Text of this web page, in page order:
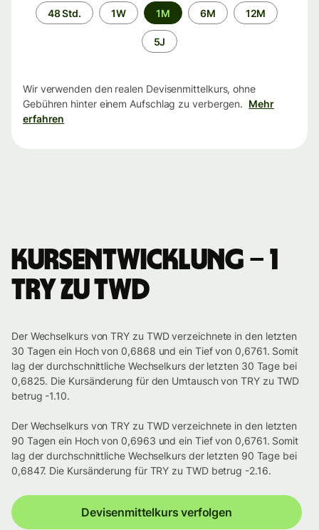
Zeitraum
48 Std. 1W 1M 6M 12M
5J
Wir verwenden den realen Devisenmittelkurs, ohne
Gebühren hinter einem Aufschlag zu verbergen. Mehr
erfahren
Kursentwicklung – 1
TRY zu TWD
Der Wechselkurs von TRY zu TWD verzeichnete in den letzten
30 Tagen ein Hoch von 0,6868 und ein Tief von 0,6761. Somit
lag der durchschnittliche Wechselkurs der letzten 30 Tage bei
0,6825. Die Kursänderung für den Umtausch von TRY zu TWD
betrug -1.10.
Der Wechselkurs von TRY zu TWD verzeichnete in den letzten
90 Tagen ein Hoch von 0,6963 und ein Tief von 0,6761. Somit
lag der durchschnittliche Wechselkurs der letzten 90 Tage bei
0,6847. Die Kursänderung für TRY zu TWD betrug -2.16.
Devisenmittelkurs verfolgen